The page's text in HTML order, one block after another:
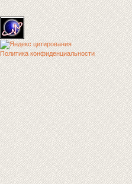
Политика конфиденциальности